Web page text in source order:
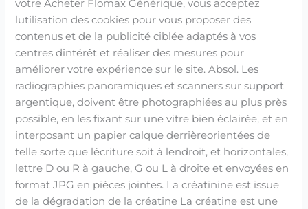
votre Acheter Flomax Générique, vous acceptez
lutilisation des cookies pour vous proposer des
contenus et de la publicité ciblée adaptés à vos
centres dintérêt et réaliser des mesures pour
améliorer votre expérience sur le site. Absol. Les
radiographies panoramiques et scanners sur support
argentique, doivent être photographiées au plus près
possible, en les fixant sur une vitre bien éclairée, et en
interposant un papier calque derrièreorientées de
telle sorte que lécriture soit à lendroit, et horizontales,
lettre D ou R à gauche, G ou L à droite et envoyées en
format JPG en pièces jointes. La créatinine est issue
de la dégradation de la créatine La créatine est une